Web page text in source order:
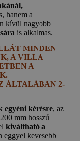
hanem a
kívül nagyobb
is alkalmas.
MINDEN
A VILLA
A
ÁLTALÁBAN 2-
egyéni kérésre, az
mm hosszú
kiváltható a
eggyel kevesebb